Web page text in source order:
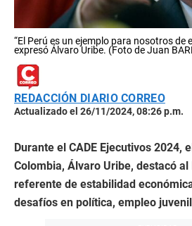
“El Perú es un ejemplo para nosotros de
expresó Álvaro Uribe. (Foto de Juan
REDACCIÓN DIARIO CORREO
Actualizado el 26/11/2024, 08:26 p.m.
Durante el CADE Ejecutivos 2024,
Colombia, Álvaro Uribe, destacó al
referente de estabilidad
desafíos en política, empleo